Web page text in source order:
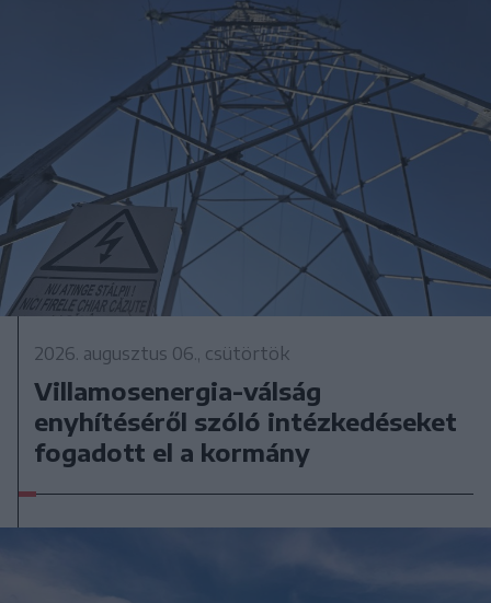
2026. augusztus 06., csütörtök
Villamosenergia-válság
enyhítéséről szóló intézkedéseket
fogadott el a kormány